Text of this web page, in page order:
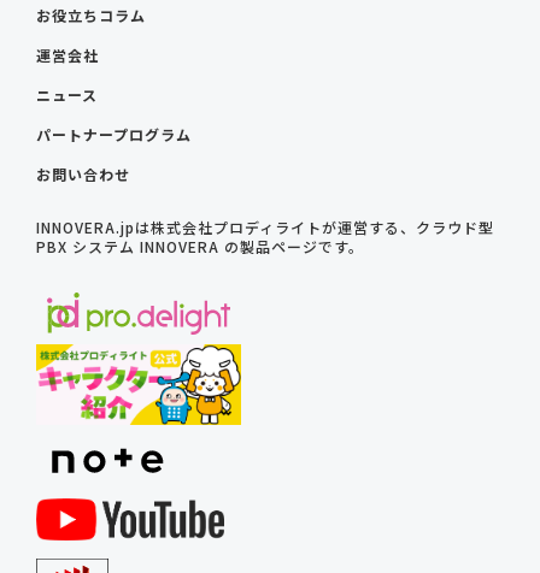
お役立ちコラム
運営会社
ニュース
パートナープログラム
お問い合わせ
INNOVERA.jpは株式会社プロディライトが運営する、クラウド型
PBX システム INNOVERA の製品ページです。